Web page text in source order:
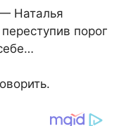
Наталья
порог